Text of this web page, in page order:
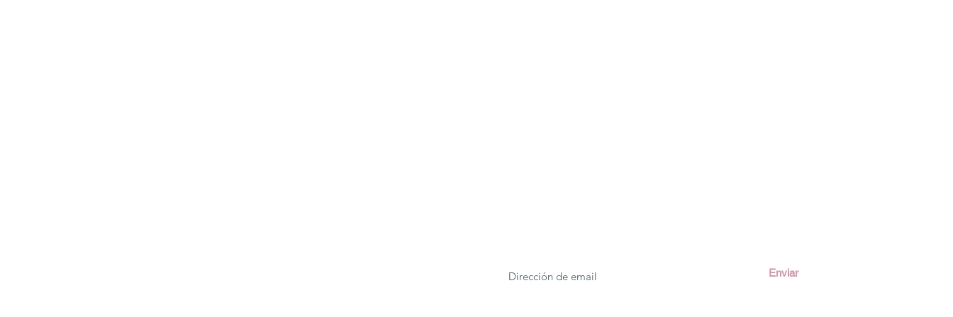
Enviar